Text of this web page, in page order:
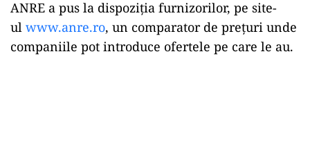
ANRE a pus la dispoziția furnizorilor, pe site-
ul www.anre.ro, un comparator de prețuri unde
companiile pot introduce ofertele pe care le au.